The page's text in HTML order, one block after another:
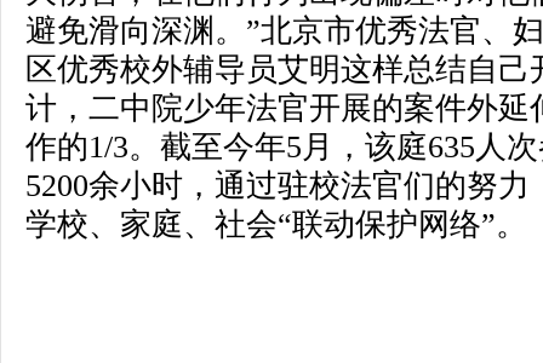
避免滑向深渊。”北京市优秀法官、
区优秀校外辅导员艾明这样总结自
计，二中院少年法官开展的案件外
作的1/3。截至今年5月，该庭635人
5200余小时，通过驻校法官们的努
学校、家庭、社会“联动保护网络”。